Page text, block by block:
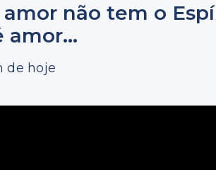
não tem o
amor...
de hoje